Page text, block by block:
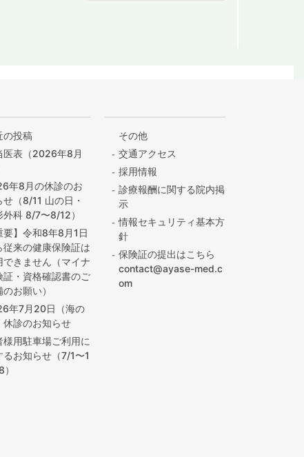
の投稿
医表（2026年8月
年8月の休診のお
せ（8/11 山の日・
外科 8/7〜8/12）
要】令和8年8月1日
従来の健康保険証は
できません（マイナ
証・資格確認書のご
お願い）
年7月20日（海の
休診のお知らせ
様用駐車場ご利用に
るお知らせ（7/1〜1
その他
交通アクセス
採用情報
診療報酬に関する院内掲
示
情報セキュリティ基本方
針
保険証の提出はこちら
contact@ayase-med.c
om